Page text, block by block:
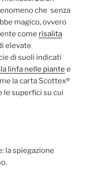
che senza
magico, ovvero
come risalita
elevate
di suoli indicati
linfa nelle piante e
la carta Scottex®
le superfici su cui
la spiegazione